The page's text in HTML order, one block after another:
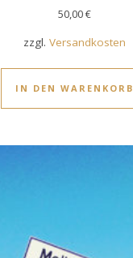
50,00€
zzgl. Versandkosten
IN DEN WARENKORB